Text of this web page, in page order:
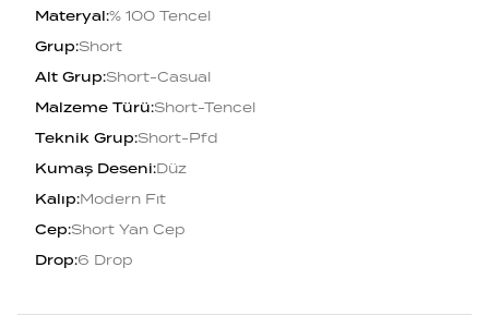
Materyal:% 100 Tencel
Grup:Short
Alt Grup:Short-Casual
Malzeme Türü:Short-Tencel
Teknik Grup:Short-Pfd
Kumaş Deseni:Düz
Kalıp:Modern Fıt
Cep:Short Yan Cep
Drop:6 Drop